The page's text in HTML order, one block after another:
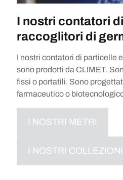
I nostri contatori
raccoglitori di
I nostri contatori di particelle
sono prodotti da CLIMET.
fissi o portatili. Sono
farmaceutico o
I NOSTRI METRI
I NOSTRI